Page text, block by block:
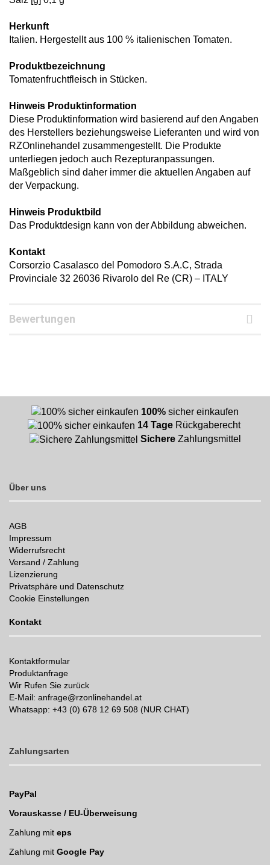
Herkunft
Italien. Hergestellt aus 100 % italienischen Tomaten.
Produktbezeichnung
Tomatenfruchtfleisch in Stücken.
Hinweis Produktinformation
Diese Produktinformation wird basierend auf den Angaben
des Herstellers beziehungsweise Lieferanten und wird von
RZOnlinehandel zusammengestellt. Die Produkte
unterliegen jedoch auch Rezepturanpassungen.
Maßgeblich sind daher immer die aktuellen Angaben auf
der Verpackung.
Hinweis Produktbild
Das Produktdesign kann von der Abbildung abweichen.
Kontakt
Corsorzio Casalasco del Pomodoro S.A.C, Strada
Provinciale 32 26036 Rivarolo del Re (CR) – ITALY
Bewertungen
100% sicher einkaufen
14 Tage Rückgaberecht
Sichere Zahlungsmittel
Über uns
AGB
Impressum
Widerrufsrecht
Versand / Zahlung
Lizenzierung
Privatsphäre und Datenschutz
Cookie Einstellungen
Kontakt
Kontaktformular
Produktanfrage
Wir Rufen Sie zurück
E-Mail: anfrage@rzonlinehandel.at
Whatsapp: +43 (0) 678 12 69 508 (NUR CHAT)
Zahlungsarten
PayPal
Vorauskasse / EU-Überweisung
Zahlung mit eps
Zahlung mit Google Pay